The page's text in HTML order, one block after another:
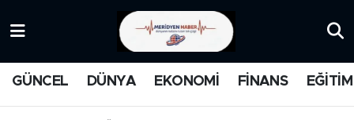
GÜNCEL DÜNYA EKONOMİ FİNANS EĞİTİM